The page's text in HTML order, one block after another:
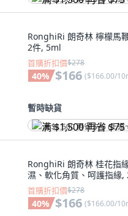
RonghiRi 朗奇林 檸檬馬
2件, 5ml
首購折扣價$278
40% $166 ($166.00/
暫時缺貨
满 $1,500 再省 $75 (王道
RonghiRi 朗奇林 桂花指
濕、軟化角質、呵護指緣,
首購折扣價$278
40% $166 ($166.00/